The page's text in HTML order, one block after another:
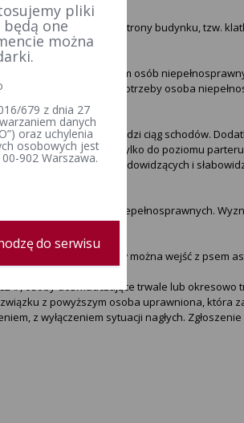
wejście z prawej strony budynku, tzw.
od 7:30 do 15:30.
poruszania się po nim osób
schodów. W razie potrzeby osoba
B. Do wejścia prowadzi ciąg schodów.
inwalidzkich), jednak tylko do poziomu
dla osób niedowidzących i
do potrzeb osób niepełnosprawnych.
obsługi interesantów można wejść z psem
, osoby doświadczające trwale lub okresowo
z powyższym osoba uprawniona, która
z wyłączeniem sytuacji nagłych.
pliki
będą one
można
679 z dnia 27
danych
oraz uchylenia
osobowych jest
902 Warszawa.
do serwisu